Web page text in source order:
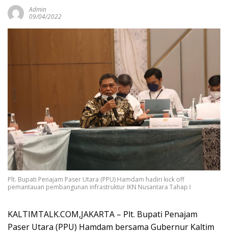
Admin
09/04/2022
Plt. Bupati Penajam Paser Utara (PPU) Hamdam hadiri kick off
pemantauan pembangunan infrastruktur IKN Nusantara Tahap I
KALTIMTALK.COM,JAKARTA – Plt. Bupati Penajam
Paser Utara (PPU) Hamdam bersama Gubernur Kaltim